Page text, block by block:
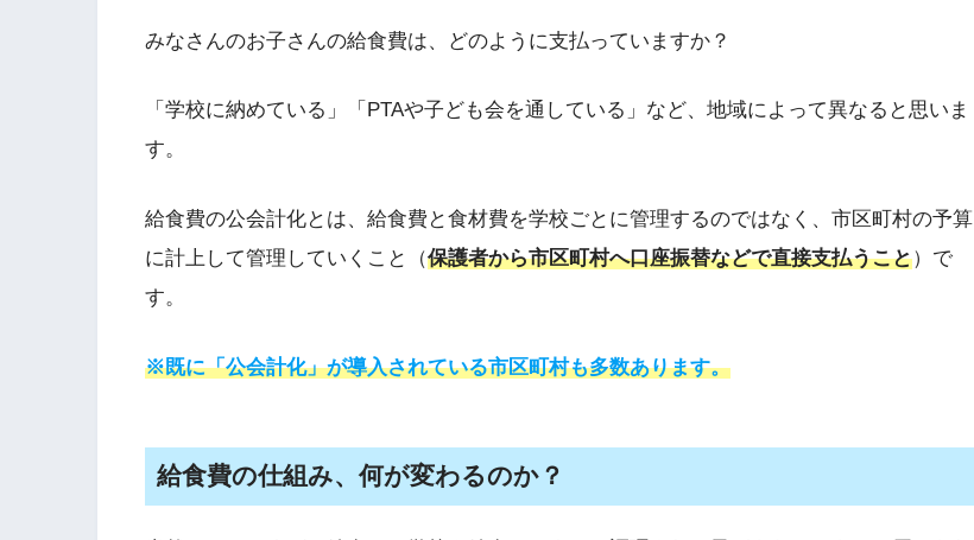
みなさんのお子さんの給食費は、どのように支払っていますか？
「学校に納めている」「PTAや子ども会を通している」など、地域によって異なると思いま
す。
給食費の公会計化とは、給食費と食材費を学校ごとに管理するのではなく、市区町村の予算
に計上して管理していくこと（保護者から市区町村へ口座振替などで直接支払うこと）で
す。
※既に「公会計化」が導入されている市区町村も多数あります。
給食費の仕組み、何が変わるのか？